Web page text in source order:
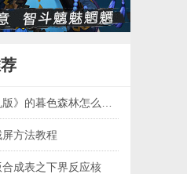
方法教程
成表之下界反应核